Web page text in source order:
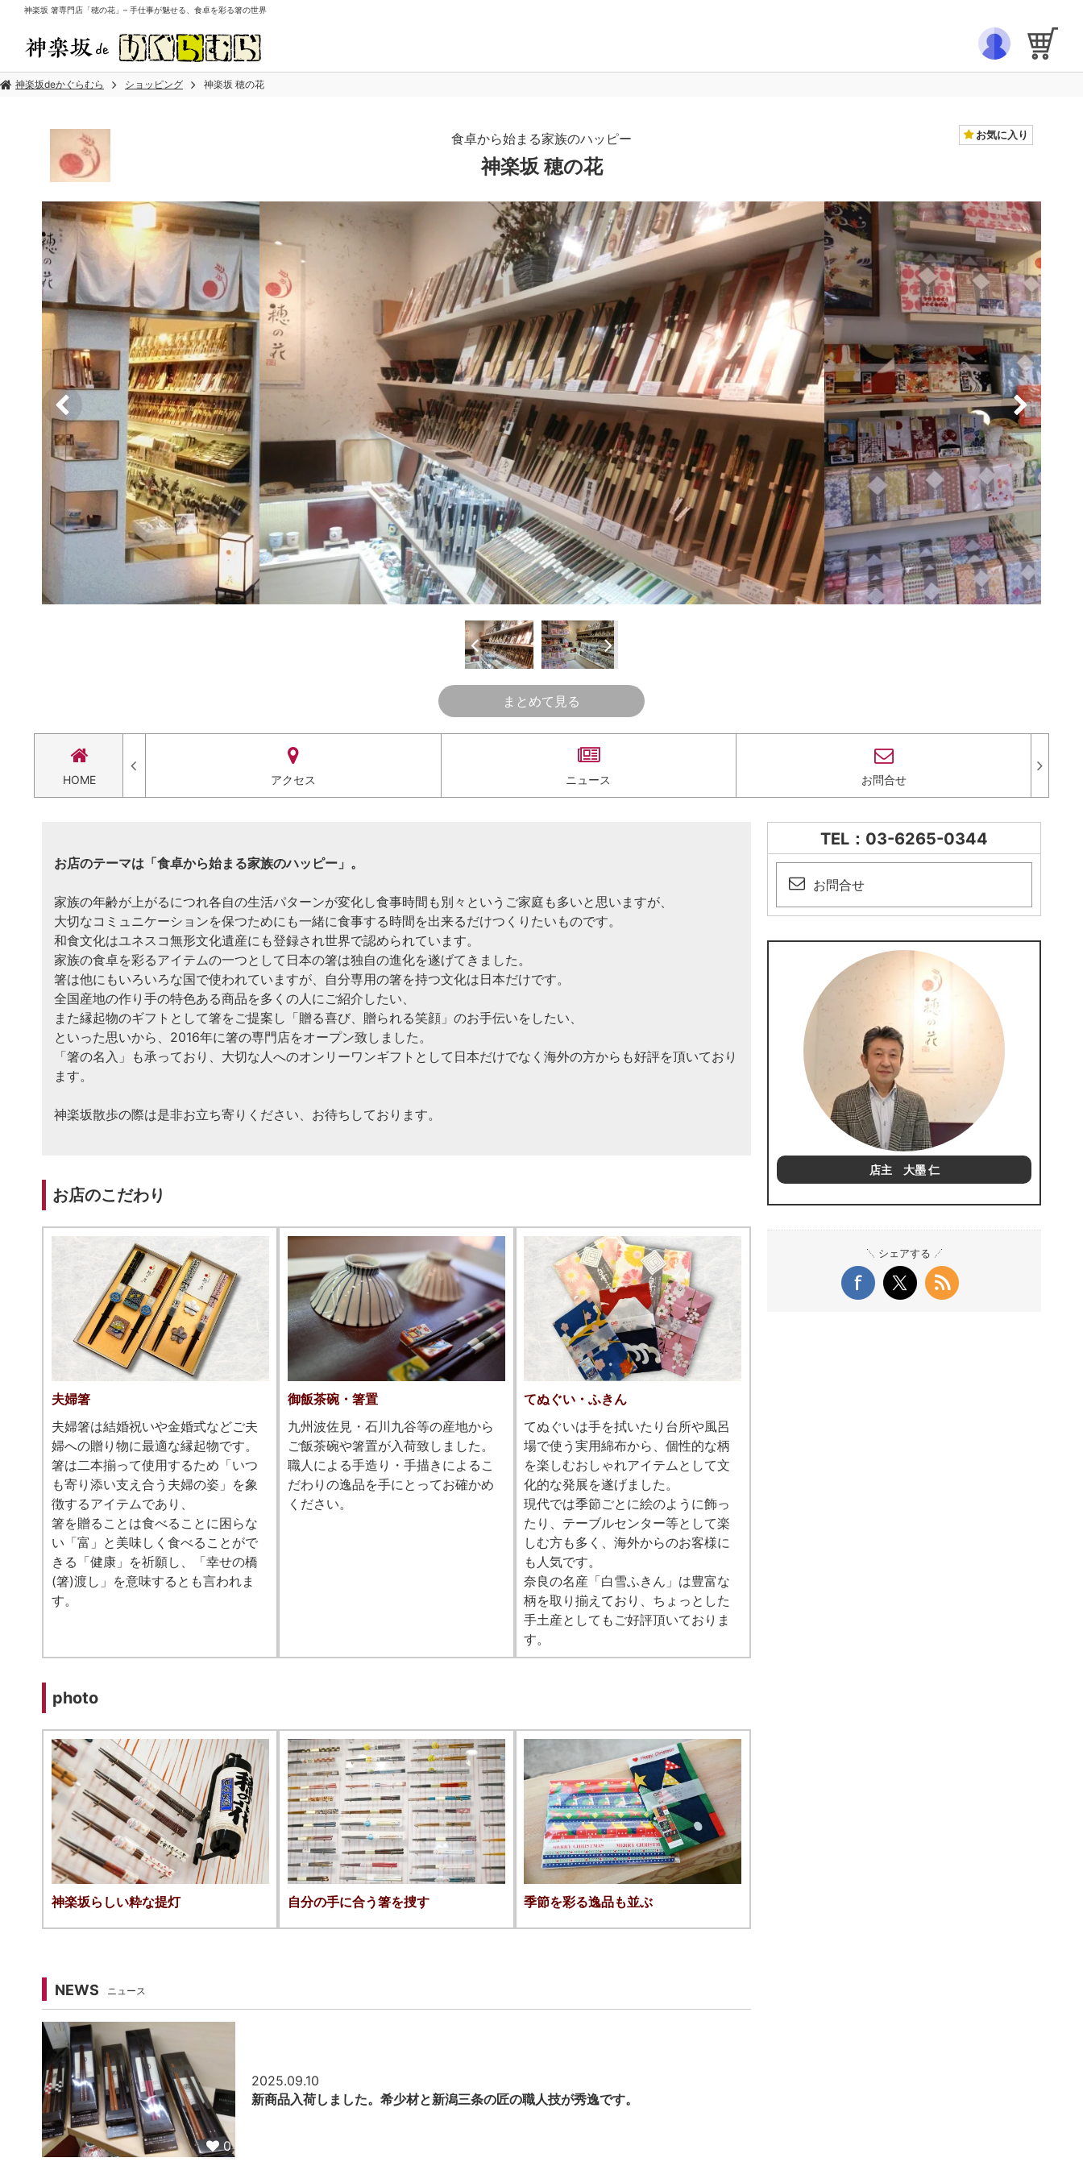
神楽坂 箸専門店「穂の花」– 手仕事が魅せる、食卓を彩る箸の世界
神楽坂deかぐらむら ショッピング 神楽坂 穂の花
食卓から始まる家族のハッピー
神楽坂 穂の花
お気に入り
まとめて見る
HOME アクセス ニュース お問合せ
お店のテーマは「食卓から始まる家族のハッピー」。
家族の年齢が上がるにつれ各自の生活パターンが変化し食事時間も別々というご家庭も多いと思いますが、
大切なコミュニケーションを保つためにも一緒に食事する時間を出来るだけつくりたいものです。
和食文化はユネスコ無形文化遺産にも登録され世界で認められています。
家族の食卓を彩るアイテムの一つとして日本の箸は独自の進化を遂げてきました。
箸は他にもいろいろな国で使われていますが、自分専用の箸を持つ文化は日本だけです。
全国産地の作り手の特色ある商品を多くの人にご紹介したい、
また縁起物のギフトとして箸をご提案し「贈る喜び、贈られる笑顔」のお手伝いをしたい、
といった思いから、2016年に箸の専門店をオープン致しました。
「箸の名入」も承っており、大切な人へのオンリーワンギフトとして日本だけでなく海外の方からも好評を頂いており
ます。
神楽坂散歩の際は是非お立ち寄りください、お待ちしております。
お店のこだわり
夫婦箸
夫婦箸は結婚祝いや金婚式などご夫
婦への贈り物に最適な縁起物です。
箸は二本揃って使用するため「いつ
も寄り添い支え合う夫婦の姿」を象
徴するアイテムであり、
箸を贈ることは食べることに困らな
い「富」と美味しく食べることがで
きる「健康」を祈願し、「幸せの橋
(箸)渡し」を意味するとも言われま
す。
御飯茶碗・箸置
九州波佐見・石川九谷等の産地から
ご飯茶碗や箸置が入荷致しました。
職人による手造り・手描きによるこ
だわりの逸品を手にとってお確かめ
ください。
てぬぐい・ふきん
てぬぐいは手を拭いたり台所や風呂
場で使う実用綿布から、個性的な柄
を楽しむおしゃれアイテムとして文
化的な発展を遂げました。
現代では季節ごとに絵のように飾っ
たり、テーブルセンター等として楽
しむ方も多く、海外からのお客様に
も人気です。
奈良の名産「白雪ふきん」は豊富な
柄を取り揃えており、ちょっとした
手土産としてもご好評頂いておりま
す。
photo
神楽坂らしい粋な提灯 自分の手に合う箸を捜す 季節を彩る逸品も並ぶ
NEWS ニュース
0
2025.09.10
新商品入荷しました。希少材と新潟三条の匠の職人技が秀逸です。
TEL：03-6265-0344
お問合せ
店主 大墨 仁
シェアする